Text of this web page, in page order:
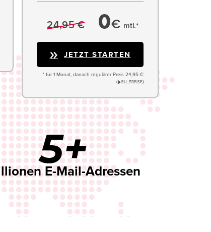
24,95 € 0€ mtl.*
JETZT STARTEN
* für 1 Monat, danach regulärer Preis 24,95 €
(
EU−PREISE)
5+
E-Mail-Adressen